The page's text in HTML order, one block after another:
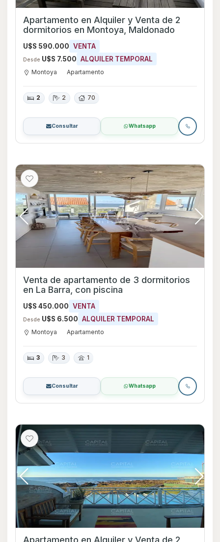
Apartamento en Alquiler y Venta de 2
dormitorios en Montoya, Maldonado
U$S 590.000 VENTA
Desde U$S 7.500 ALQUILER TEMPORAL
Montoya Apartamento
2 2 70
Consultar Whatsapp
Venta de apartamento de 3 dormitorios
en La Barra, con piscina
U$S 450.000 VENTA
Desde U$S 6.500 ALQUILER TEMPORAL
Montoya Apartamento
3 3 1
Consultar Whatsapp